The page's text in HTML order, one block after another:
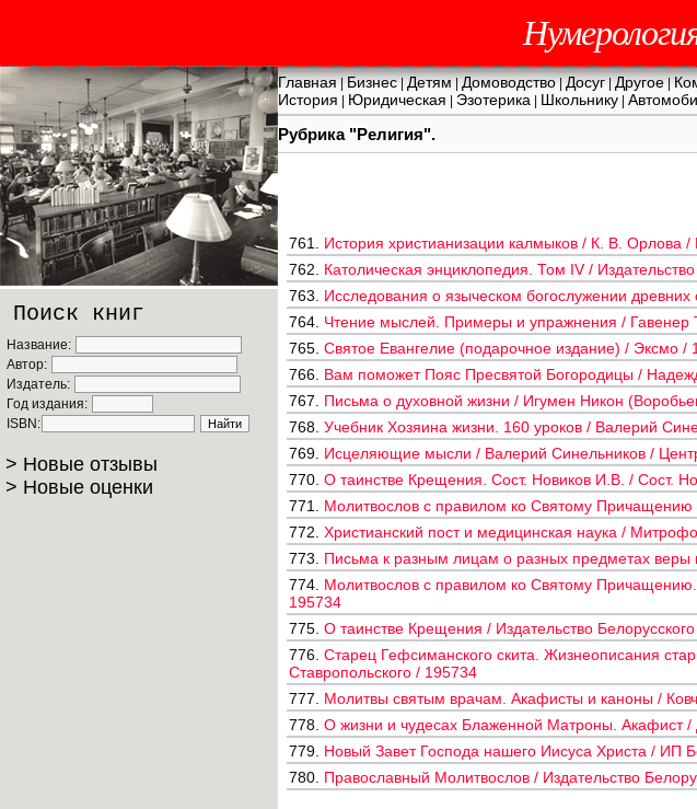
Главная|Бизнес|Детям|Домоводство|Досуг|Другое|
История Юридическая Эзотерика Школьнику
Рубрика "Религия".
Поиск книг
Название:
Автор:
Издатель:
Год издания:
ISBN:
> Новые отзывы
> Новые оценки
761. История христианизации калмыков / К. В. Орлова
762. Католическая энциклопедия. Том IV /
763. Исследования о языческом богослужении
764. Чтение мыслей. Примеры и упражнения / Гавенер
765. Святое Евангелие (подарочное издание) / Эксмо /
766. Вам поможет Пояс Пресвятой Богородицы /
767. Письма о духовной жизни / Игумен Никон
768. Учебник Хозяина жизни. 160 уроков / Валерий
769. Исцеляющие мысли / Валерий Синельников /
770. О таинстве Крещения. Сост. Новиков И.В. / Сост.
771. Молитвослов с правилом ко Святому Причащению
772. Христианский пост и медицинская наука /
773. Письма к разным лицам о разных предметах
774. Молитвослов с правилом ко Святому Причащению.
195734
775. О таинстве Крещения / Издательство
776. Старец Гефсиманского скита. Жизнеописания
Ставропольского / 195734
777. Молитвы святым врачам. Акафисты и каноны /
778. О жизни и чудесах Блаженной Матроны. Акафист /
779. Новый Завет Господа нашего Иисуса Христа / ИП
780. Православный Молитвослов / Издательство